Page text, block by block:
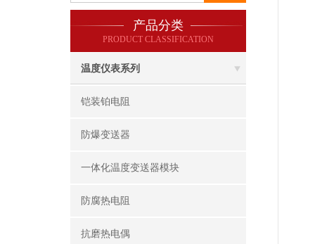
产品分类
PRODUCT CLASSIFICATION
温度仪表系列
铠装铂电阻
防爆变送器
一体化温度变送器模块
防腐热电阻
抗磨热电偶